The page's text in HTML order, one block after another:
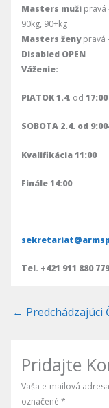
Masters muži pravá
90kg, 90+kg
Masters ženypravá
Disabled OPEN
Váženie:
PIATOK 1.4. od
SOBOTA 2.4. od
Kvalifikácia 11:00
Finále 14:00
Tel. +421 911 880
← Predchádzajúci
Pridajte
Vaša e-mailová
označené*